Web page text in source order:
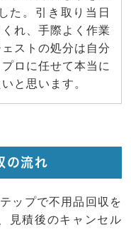
た。引き取り当日
れ、手際よく作業
ストの処分は自分
ロに任せて本当に
と思います。
の流れ
ップで不用品回収を
見積後のキャンセル